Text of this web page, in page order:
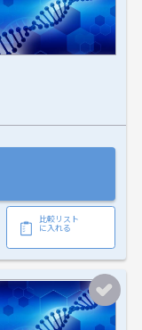
比較リスト
に入れる